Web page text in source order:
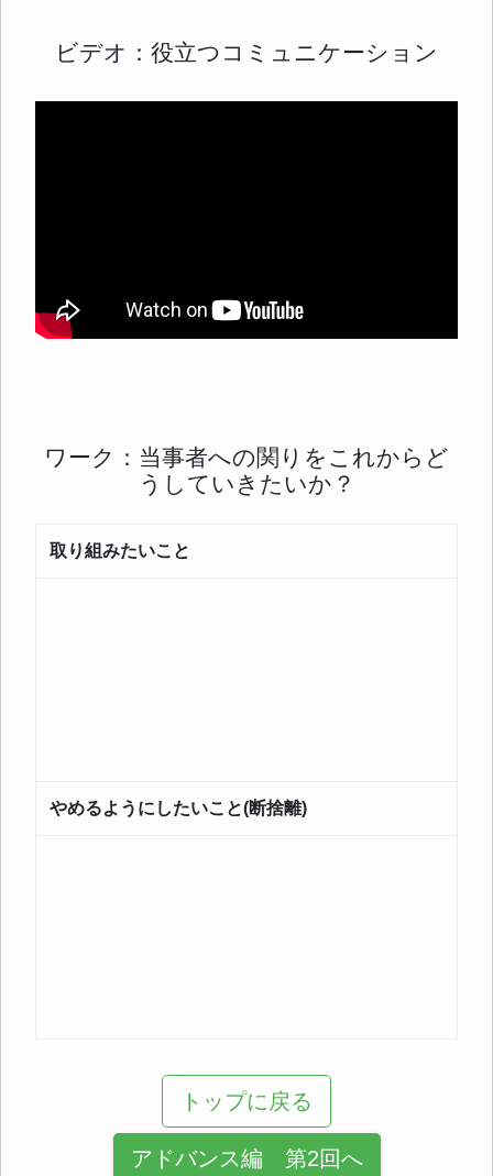
ビデオ：役立つコミュニケーション
ワーク：当事者への関りをこれからど
うしていきたいか？
取り組みたいこと
やめるようにしたいこと(断捨離)
トップに戻る
アドバンス編 第2回へ